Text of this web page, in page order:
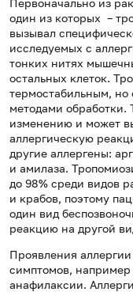
Первоначально из
один из которых –
вызывал
исследуемых с
тонких нитях
остальных клеток.
термостабильным, но
методами обработки.
изменению и может
аллергическую
другие аллергены:
и амилаза.
до 98% среди видов
и крабов, поэтому
один вид
реакцию на другой
Проявления
симптомов,
анафилаксии.